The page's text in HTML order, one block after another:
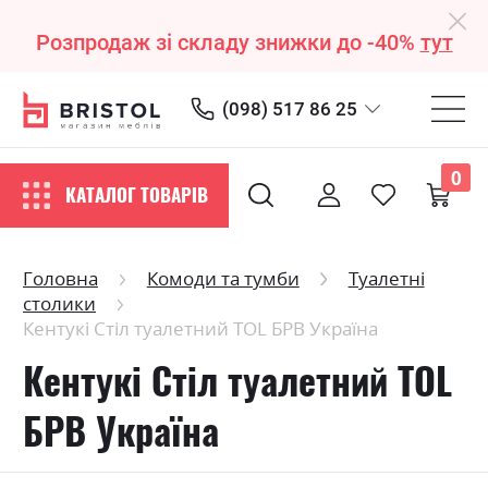
Розпродаж зі складу знижки до -40% тут
(098) 517 86 25
КАТАЛОГ ТОВАРІВ
0
Головна Комоди та тумби
Туалетні
столики
Кентукі Стіл туалетний ТОL БРВ Україна
Кентукі Стіл туалетний ТОL
БРВ Україна